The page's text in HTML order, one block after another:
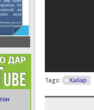
Tags: Хабар